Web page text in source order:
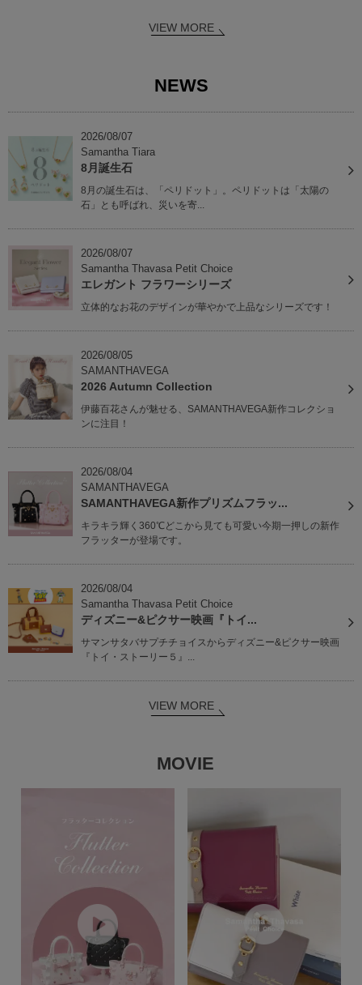
VIEW MORE
NEWS
2026/08/07
Samantha Tiara
8月誕生石
8月の誕生石は、「ペリドット」。ペリドットは「太陽の
石」とも呼ばれ、災いを寄...
2026/08/07
Samantha Thavasa Petit Choice
エレガント フラワーシリーズ
立体的なお花のデザインが華やかで上品なシリーズです！
2026/08/05
SAMANTHAVEGA
2026 Autumn Collection
伊藤百花さんが魅せる、SAMANTHAVEGA新作コレクショ
ンに注目！
2026/08/04
SAMANTHAVEGA
SAMANTHAVEGA新作プリズムフラッ...
キラキラ輝く360℃どこから見ても可愛い今期一押しの新作
フラッターが登場です。
2026/08/04
Samantha Thavasa Petit Choice
ディズニー&ピクサー映画『トイ...
サマンサタバサプチチョイスからディズニー&ピクサー映画
『トイ・ストーリー５』...
VIEW MORE
MOVIE